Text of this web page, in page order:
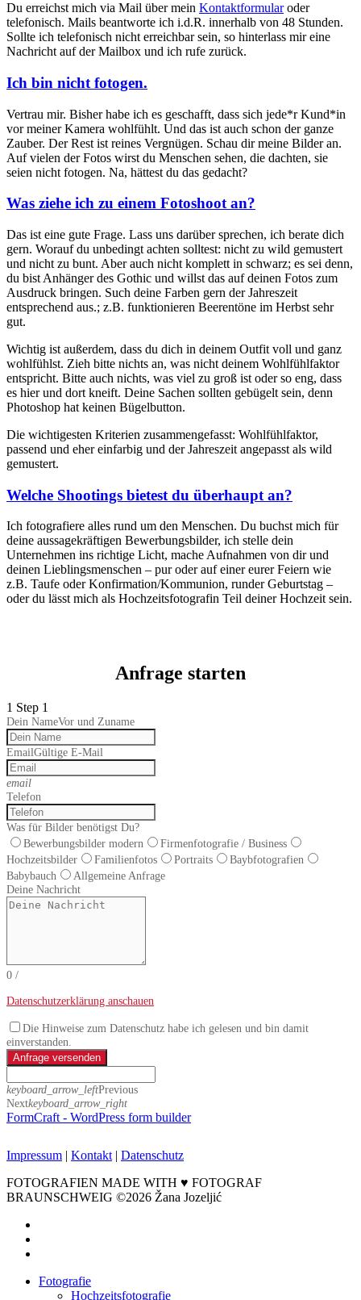
Du erreichst mich via Mail über mein Kontaktformularoder
telefonisch. Mails beantworte ich i.d.R. innerhalb von 48 Stunden.
Sollte ich telefonisch nicht erreichbar sein, so hinterlass mir eine
Nachricht auf der Mailbox und ich rufe zurück.
Ich bin nicht fotogen.
Vertrau mir. Bisher habe ich es geschafft, dass sich jede*r Kund*in
vor meiner Kamera wohlfühlt. Und das ist auch schon der ganze
Zauber. Der Rest ist reines Vergnügen. Schau dir meine Bilder an.
Auf vielen der Fotos wirst du Menschen sehen, die dachten, sie
seien nicht fotogen. Na, hättest du das gedacht?
Was ziehe ich zu einem Fotoshoot an?
Das ist eine gute Frage. Lass uns darüber sprechen, ich berate dich
gern. Worauf du unbedingt achten solltest: nicht zu wild gemustert
und nicht zu bunt. Aber auch nicht komplett in schwarz; es sei denn,
du bist Anhänger des Gothic und willst das auf deinen Fotos zum
Ausdruck bringen. Such deine Farben gern der Jahreszeit
entsprechend aus.; z.B. funktionieren Beerentöne im Herbst sehr
gut.
Wichtig ist außerdem, dass du dich in deinem Outfit voll und ganz
wohlfühlst. Zieh bitte nichts an, was nicht deinem Wohlfühlfaktor
entspricht. Bitte auch nichts, was viel zu groß ist oder so eng, dass
es hier und dort kneift. Deine Sachen sollten gebügelt sein, denn
Photoshop hat keinen Bügelbutton.
Die wichtigesten Kriterien zusammengefasst: Wohlfühlfaktor,
passend und eher einfarbig und der Jahreszeit angepasst als wild
gemustert.
Welche Shootings bietest du überhaupt an?
Ich fotografiere alles rund um den Menschen. Du buchst mich für
deine aussagekräftigen Bewerbungsbilder, ich stelle dein
Unternehmen ins richtige Licht, mache Aufnahmen von dir und
deinen Lieblingsmenschen – pur oder auf einer eurer Feiern wie
z.B. Taufe oder Konfirmation/Kommunion, runder Geburtstag –
oder du lässt mich als Hochzeitsfotografin Teil deiner Hochzeit sein.
Anfrage starten
1 Step 1
Dein NameVor und Zuname
EmailGültige E-Mail
email
Telefon
Was für Bilder benötigst Du?
Bewerbungsbilder modern
Firmenfotografie / Business
Hochzeitsbilder
Familienfotos Portraits
Baybfotografien
Babybauch
Allgemeine Anfrage
Deine Nachricht
0 /
Datenschutzerklärung anschauen
Die Hinweise zum Datenschutz habe ich gelesen und bin damit
einverstanden.
Anfrage versenden
keyboard_arrow_leftPrevious
Nextkeyboard_arrow_right
FormCraft - WordPress form builder
Impressum | Kontakt | Datenschutz
FOTOGRAFIEN MADE WITH ♥ FOTOGRAF
BRAUNSCHWEIG ©2026 Žana Jozeljić
Close
Fotografie
Hochzeitsfotografie